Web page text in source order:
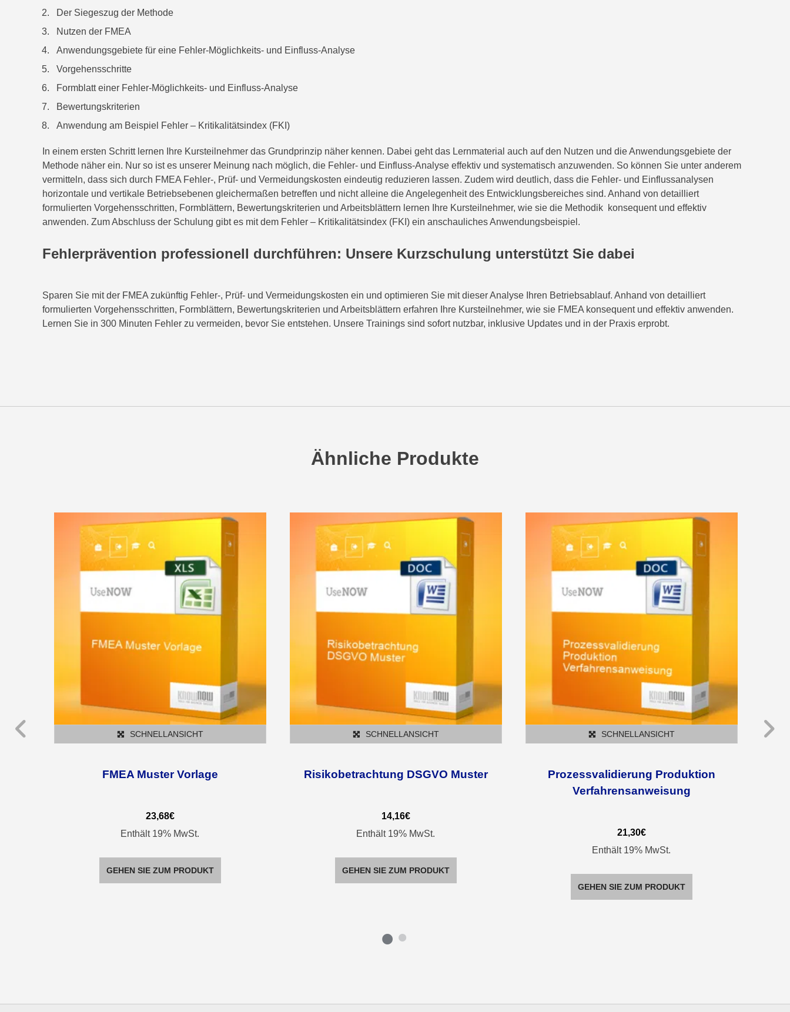
Der Siegeszug der Methode
Nutzen der FMEA
Anwendungsgebiete für eine Fehler-Möglichkeits- und Einfluss-Analyse
Vorgehensschritte
Formblatt einer Fehler-Möglichkeits- und Einfluss-Analyse
Bewertungskriterien
Anwendung am Beispiel Fehler – Kritikalitätsindex (FKI)
In einem ersten Schritt lernen Ihre Kursteilnehmer das Grundprinzip näher kennen. Dabei geht das Lernmaterial auch auf den Nutzen und die Anwendungsgebiete der
Methode näher ein. Nur so ist es unserer Meinung nach möglich, die Fehler- und Einfluss-Analyse effektiv und systematisch anzuwenden. So können Sie unter anderem
vermitteln, dass sich durch FMEA Fehler-, Prüf- und Vermeidungskosten eindeutig reduzieren lassen. Zudem wird deutlich, dass die Fehler- und Einflussanalysen
horizontale und vertikale Betriebsebenen gleichermaßen betreffen und nicht alleine die Angelegenheit des Entwicklungsbereiches sind. Anhand von detailliert
formulierten Vorgehensschritten, Formblättern, Bewertungskriterien und Arbeitsblättern lernen Ihre Kursteilnehmer, wie sie die Methodik konsequent und effektiv
anwenden. Zum Abschluss der Schulung gibt es mit dem Fehler – Kritikalitätsindex (FKI) ein anschauliches Anwendungsbeispiel.
Fehlerprävention professionell durchführen: Unsere Kurzschulung unterstützt Sie dabei
Sparen Sie mit der FMEA zukünftig Fehler-, Prüf- und Vermeidungskosten ein und optimieren Sie mit dieser Analyse Ihren Betriebsablauf. Anhand von detailliert
formulierten Vorgehensschritten, Formblättern, Bewertungskriterien und Arbeitsblättern erfahren Ihre Kursteilnehmer, wie sie FMEA konsequent und effektiv anwenden.
Lernen Sie in 300 Minuten Fehler zu vermeiden, bevor Sie entstehen. Unsere Trainings sind sofort nutzbar, inklusive Updates und in der Praxis erprobt.
Ähnliche Produkte
SCHNELLANSICHT
FMEA Muster Vorlage
23,68€
Enthält 19% MwSt.
GEHEN SIE ZUM PRODUKT
SCHNELLANSICHT
Risikobetrachtung DSGVO Muster
14,16€
Enthält 19% MwSt.
GEHEN SIE ZUM PRODUKT
SCHNELLANSICHT
Prozessvalidierung Produktion
Verfahrensanweisung
21,30€
Enthält 19% MwSt.
GEHEN SIE ZUM PRODUKT